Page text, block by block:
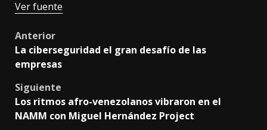
Ver fuente
Post
navigation
Anterior
La ciberseguridad el gran desafío de las
empresas
Siguiente
Los ritmos afro-venezolanos vibraron en el
NAMM con Miguel Hernández Project